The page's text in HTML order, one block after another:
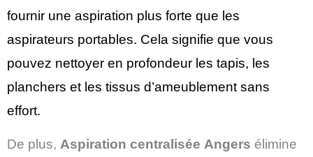
fournir une aspiration plus forte que les
aspirateurs portables. Cela signifie que vous
pouvez nettoyer en profondeur les tapis, les
planchers et les tissus d’ameublement sans
effort.
De plus, Aspiration centralisée Angers élimine